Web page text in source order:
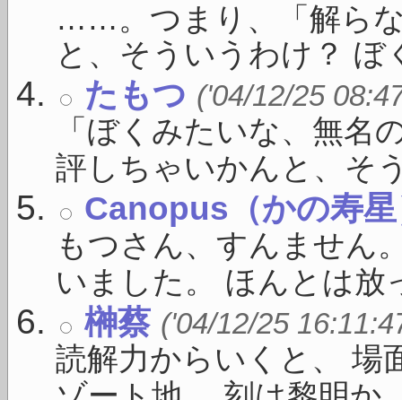
……。つまり、「解ら
と、そういうわけ？
たもつ ('04/12/25
「ぼくみたいな、無名
評しちゃいかんと、そ
Canopus（かの寿
もつさん、すんません
いました。 ほんとは
榊蔡 ('04/12/25
読解力からいくと、 場